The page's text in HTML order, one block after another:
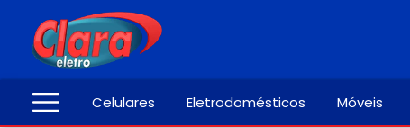
Celulares Eletrodomésticos Móveis